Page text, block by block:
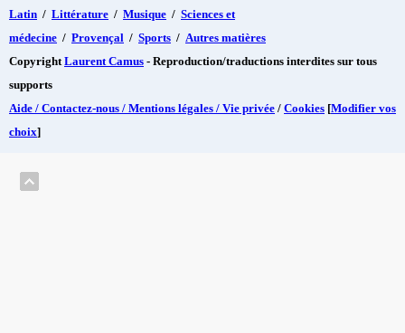
Latin / Littérature / Musique / Sciences et
médecine / Provençal / Sports / Autres matières
Copyright Laurent Camus - Reproduction/traductions interdites sur tous
supports
Aide / Contactez-nous / Mentions légales / Vie privée / Cookies [Modifier vos
choix]